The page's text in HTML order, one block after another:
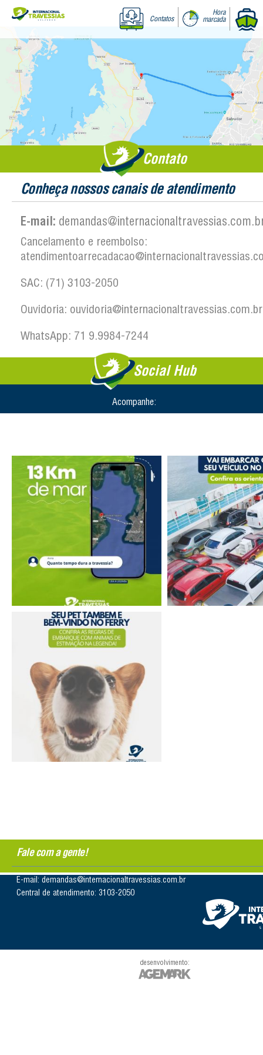
Contatos
Hora
marcada
Contato
Conheça nossos canais de atendimento
E-mail:
Cancelamento e reembolso:
SAC: (71) 3103-2050
Ouvidoria: ouvidoria@internacionaltravessias.com.br
WhatsApp: 71 9.9984-7244
Social Hub
Acompanhe:
Fale com a gente!
E-mail: demandas@internacionaltravessias.com.br
Central de atendimento: 3103-2050
desenvolvimento: